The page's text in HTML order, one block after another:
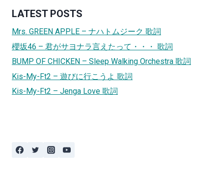
LATEST POSTS
Mrs. GREEN APPLE – ナハトムジーク 歌詞
櫻坂46 – 君がサヨナラ言えたって・・・ 歌詞
BUMP OF CHICKEN – Sleep Walking Orchestra 歌詞
Kis-My-Ft2 – 遊びに行こうよ 歌詞
Kis-My-Ft2 – Jenga Love 歌詞